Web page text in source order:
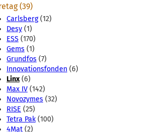
(39)
Carlsberg(12)
Desy (1)
ESS (170)
Gems (1)
Grundfos (7)
Innovationsfonden (6)
Linx(6)
Max IV (142)
Novozymes (32)
RISE (25)
Tetra Pak(100)
4Mat (2)